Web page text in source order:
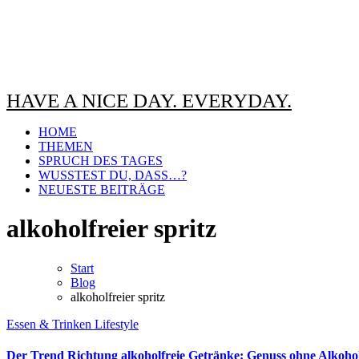
HAVE A NICE DAY. EVERYDAY.
HOME
THEMEN
SPRUCH DES TAGES
WUSSTEST DU, DASS…?
NEUESTE BEITRÄGE
alkoholfreier spritz
Start
Blog
alkoholfreier spritz
Essen & Trinken Lifestyle
Der Trend Richtung alkoholfreie Getränke: Genuss ohne